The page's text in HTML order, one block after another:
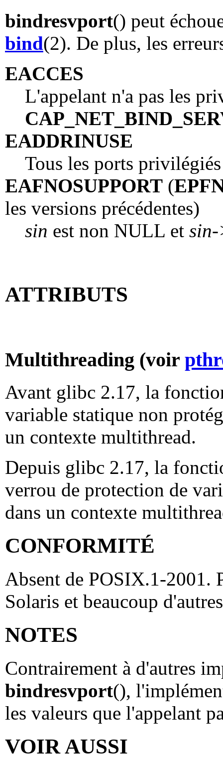
bindresvport() peut
bind(2). De plus, les
EACCES
L'appelant n'a pas les
EADDRINUSE
Tous les ports
EAFNOSUPPORT (
les versions précédentes)
sin est non NULL et
ATTRIBUTS
Multithreading (voir
Avant glibc 2.17, la
variable statique non
un contexte multithread.
Depuis glibc 2.17, la
verrou de protection de
dans un contexte
CONFORMITÉ
Absent de POSIX.1-2001.
Solaris et beaucoup
NOTES
Contrairement à d'autres
bindresvport(),
les valeurs que l'appelant
VOIR AUSSI